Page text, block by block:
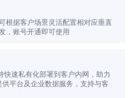
根据客户场景灵活配置相对应垂直
，账号开通即可使用
快速私有化部署到客户内网，助力
平台及企业数据服务，支持与客